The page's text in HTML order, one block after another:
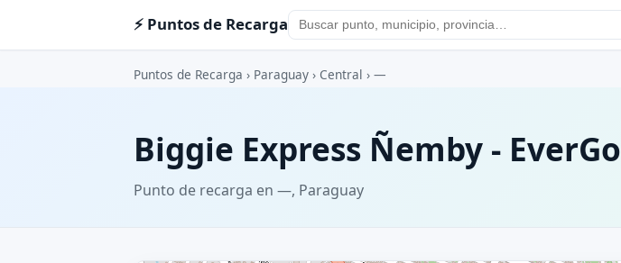
⚡ Puntos de Recarga
Puntos de Recarga › Paraguay › Central › —
Biggie Express Ñemby - EverGo
Punto de recarga en —, Paraguay